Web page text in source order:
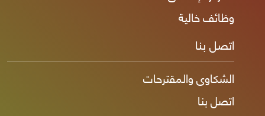
وظائف خالية
اتصل بنا
الشكاوى والمقترحات
اتصل بنا